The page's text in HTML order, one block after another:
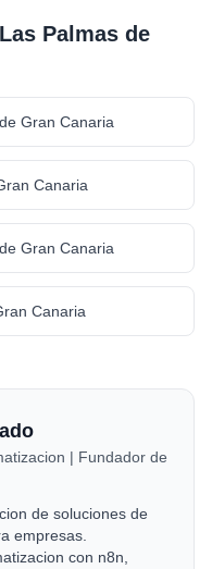
Las Palmas de
Gran Canaria
Canaria
Gran Canaria
Canaria
| Fundador de
de soluciones de
empresas.
con n8n,